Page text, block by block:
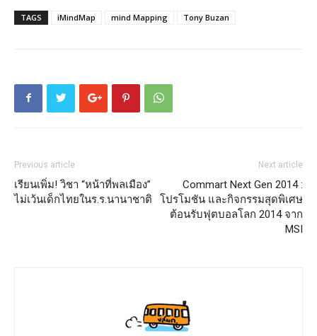
TAGS iMindMap mind Mapping Tony Buzan
Previous article
เรียนเพิ่ม! วิชา “หน้าที่พลเมือง”
ไม่เว้นเด็กไทยในร.ร.นานาชาติ
Next article
Commart Next Gen 2014 :
โปรโมชัน และกิจกรรมสุดพิเศษ
ต้อนรับฟุตบอลโลก 2014 จาก
MSI